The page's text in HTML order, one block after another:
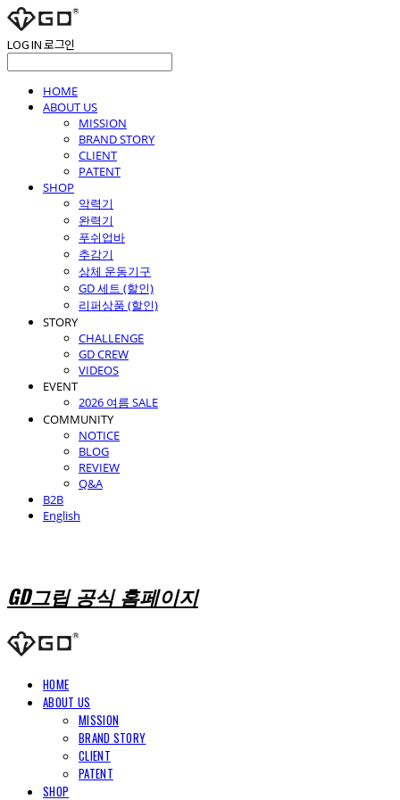
LOG IN로그인
HOME
ABOUT US
MISSION
BRAND STORY
CLIENT
PATENT
SHOP
악력기
완력기
푸쉬업바
추감기
상체 운동기구
GD 세트 (할인)
리퍼상품 (할인)
STORY
CHALLENGE
GD CREW
VIDEOS
EVENT
2026 여름 SALE
COMMUNITY
NOTICE
BLOG
REVIEW
Q&A
B2B
English
GD그립 공식 홈페이지
HOME
ABOUT US
MISSION
BRAND STORY
CLIENT
PATENT
SHOP